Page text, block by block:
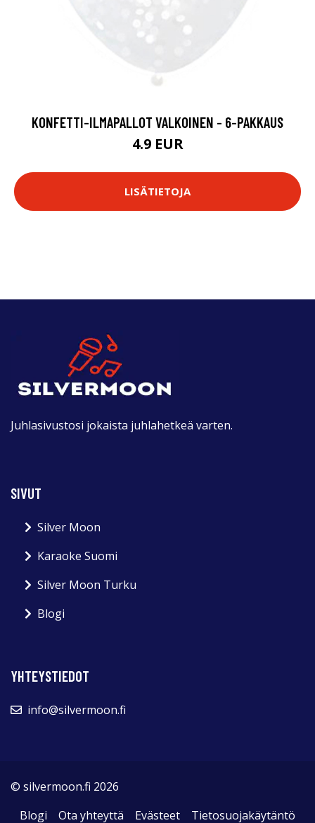
KONFETTI-ILMAPALLOT VALKOINEN - 6-PAKKAUS
4.9 EUR
LISÄTIETOJA
Juhlasivustosi jokaista juhlahetkeä varten.
SIVUT
Silver Moon
Karaoke Suomi
Silver Moon Turku
Blogi
YHTEYSTIEDOT
info@silvermoon.fi
© silvermoon.fi 2026
Blogi
Ota yhteyttä Evästeet Tietosuojakäytäntö